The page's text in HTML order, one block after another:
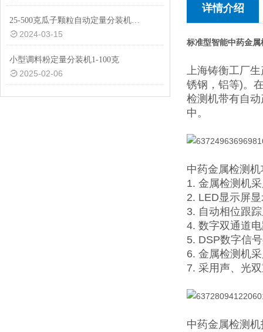
25-500克瓜子颗粒自动定量分装机厂家供应
2024-03-15
小型调料粉定量分装机1-100克
2025-02-06
详情介绍
标准型智能中药金属
上海铸衡工厂
锈钢，铝等)。
检测机带有自
中。
中药金属检测
1. 金属检测机
2. LED显示屏
3. 自动相位跟
4. 数字双通道
5. DSP数字信
6. 金属检测机
7. 采用声、光
中药金属检测